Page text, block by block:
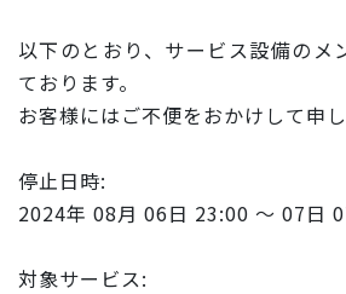
以下のとおり、サービス設備のメ
ております。
お客様にはご不便をおかけして申
停止日時:
2024年 08月 06日 23:00 ～ 07日
対象サービス: